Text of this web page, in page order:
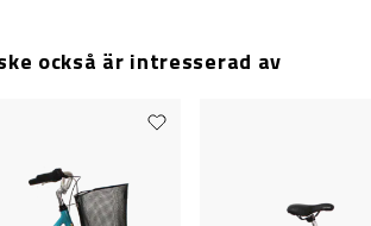
också är intresserad av